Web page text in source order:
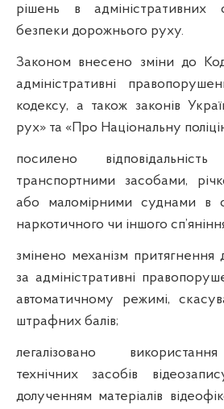
рішень в
безпеки дорожнього руху.
Законом внесено зміни до
адміністративні
кодексу, а також законів
рух» та «Про Національну
посилено
транспортними засобами,
або маломірними суднами в
наркотичного чи іншого
змінено механізм притягнення
за адміністративні
автоматичному режимі,
штрафних балів;
легалізовано
технічних засобів
долученням матеріалів